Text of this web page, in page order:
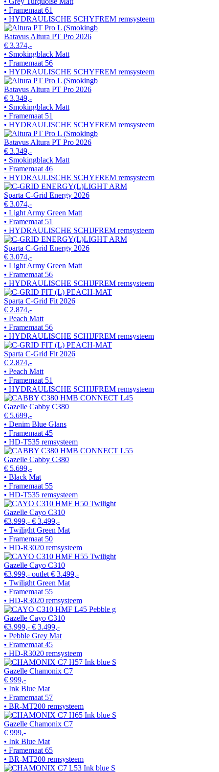
• Framemaat 61
• HYDRAULISCHE SCHYFREM remsysteem
Batavus Altura PT Pro 2026
€ 3.374,-
• Smokingblack Matt
• Framemaat 56
• HYDRAULISCHE SCHYFREM remsysteem
Batavus Altura PT Pro 2026
€ 3.349,-
• Smokingblack Matt
• Framemaat 51
• HYDRAULISCHE SCHYFREM remsysteem
Batavus Altura PT Pro 2026
€ 3.349,-
• Smokingblack Matt
• Framemaat 46
• HYDRAULISCHE SCHYFREM remsysteem
Sparta C-Grid Energy 2026
€ 3.074,-
• Light Army Green Matt
• Framemaat 51
• HYDRAULISCHE SCHIJFREM remsysteem
Sparta C-Grid Energy 2026
€ 3.074,-
• Light Army Green Matt
• Framemaat 56
• HYDRAULISCHE SCHIJFREM remsysteem
Sparta C-Grid Fit 2026
€ 2.874,-
• Peach Matt
• Framemaat 56
• HYDRAULISCHE SCHIJFREM remsysteem
Sparta C-Grid Fit 2026
€ 2.874,-
• Peach Matt
• Framemaat 51
• HYDRAULISCHE SCHIJFREM remsysteem
Gazelle Cabby C380
€ 5.699,-
• Denim Blue Glans
• Framemaat 45
• HD-T535 remsysteem
Gazelle Cabby C380
€ 5.699,-
• Black Mat
• Framemaat 55
• HD-T535 remsysteem
Gazelle Cayo C310
€3.999,- € 3.499,-
• Twilight Green Mat
• Framemaat 50
• HD-R3020 remsysteem
Gazelle Cayo C310
€3.999,- outlet € 3.499,-
• Twilight Green Mat
• Framemaat 55
• HD-R3020 remsysteem
Gazelle Cayo C310
€3.999,- € 3.499,-
• Pebble Grey Mat
• Framemaat 45
• HD-R3020 remsysteem
Gazelle Chamonix C7
€ 999,-
• Ink Blue Mat
• Framemaat 57
• BR-MT200 remsysteem
Gazelle Chamonix C7
€ 999,-
• Ink Blue Mat
• Framemaat 65
• BR-MT200 remsysteem